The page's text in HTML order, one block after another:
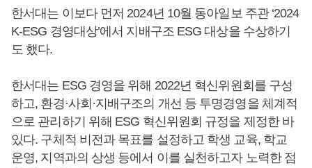
한서대는 이보다 먼저 2024년 10월 동아일보 주관 ‘2024
K-ESG 경영대상’에서 지배구조 ESG 대상을 수상하기
도 했다.
한서대는 ESG 경영을 위해 2022년 혁신위원회를 구성
하고, 환경·사회·지배구조의 개선 등 투명경영을 체계적
으로 관리하기 위해 ESG 혁신위원회 규정을 제정한 바
있다. 구체적 비전과 목표를 설정하고 학생 교육, 학교
운영, 지역과의 상생 등에서 이를 실천하고자 노력한 점